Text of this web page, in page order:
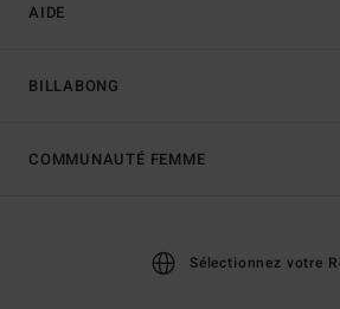
AIDE
BILLABONG
COMMUNAUTÉ FEMME
Sélectionnez votre